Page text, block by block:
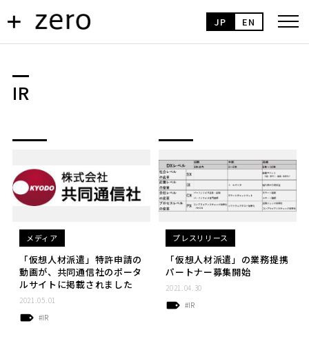
JP EN
IR
メディア
「仮想人材派遣」特許申請の
動画が、共同通信社のポータ
ルサイトに掲載されました
2021.05.01
#IR
プレスリリース
「仮想人材派遣」の業務提携
パートナー募集開始
2021.04.30
#IR